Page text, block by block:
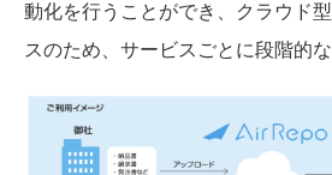
動化を行うことができ、クラウド
スのため、サービスごとに段階的